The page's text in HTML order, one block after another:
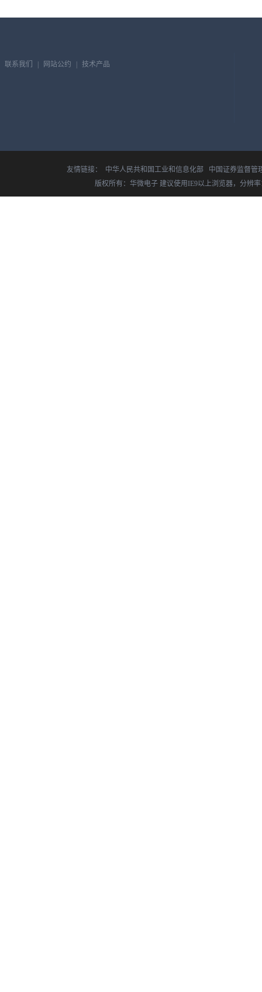
联系我们 网站公约 技术产品
友情链接： 中华人民共和国工业和信息化部
中国证券监督管
版权所有：华微电子 建议使用IE9以上浏览器，分辨